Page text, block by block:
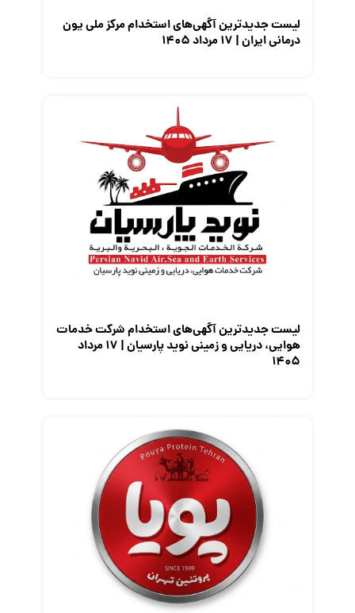
لیست جدیدترین آگهی‌های استخدام مرکز ملی یون
درمانی ایران | ۱۷ مرداد ۱۴۰۵
لیست جدیدترین آگهی‌های استخدام شرکت خدمات
هوایی، دریایی و زمینی نوید پارسیان | ۱۷ مرداد
۱۴۰۵